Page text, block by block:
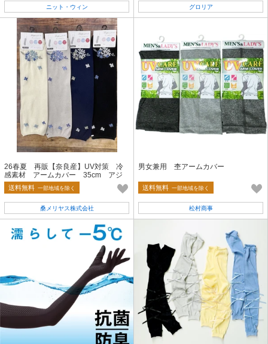
ニット・ウィン グロリア
26春夏 再販【奈良産】UV対策 冷
感素材 アームカバー 35cm アジ
サイ
送料無料 一部地域を除く
桑メリヤス株式会社
男女兼用 杢アームカバー
送料無料 一部地域を除く
松村商事